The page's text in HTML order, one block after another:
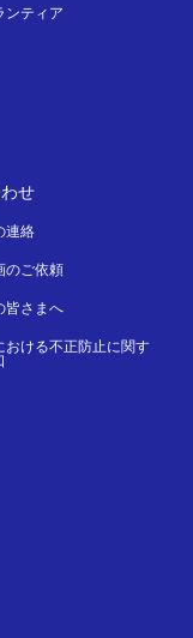
ンティア
せ
連絡
のご依頼
皆さまへ
おける不正防止に関す